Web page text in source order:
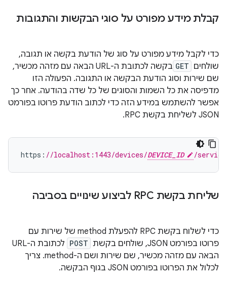
קבלת מידע מפורט על סוגי הבקשות והתגובות
כדי לקבל מידע מפורט על סוג של הודעת בקשה או תגובה,
שולחים GET
בקשה לכתובת ה-URL הבאה עם מזהה מכשיר,
שם שירות וסוג הודעת הבקשה או התגובה. הפעולה הזו
מדפיסה את כל השמות והסוגים של כל שדה בהודעה. אחר כך
אפשר להשתמש במידע הזה כדי לכתוב הודעת פרוטו בפורמט
JSON לשליחת בקשת RPC.
https : //localhost:1443/devices/DEVICE_ID /
שליחת בקשת RPC לביצוע שינויים בסביבה
כדי לשלוח בקשת RPC להפעלת method של שירות עם
פרוטו בפורמט JSON, שולחים בקשת
POST
לכתובת ה-URL
הבאה עם מזהה מכשיר, שם שירות ושם ה-method. צריך
לכלול את הפרוטו בפורמט JSON בגוף הבקשה.